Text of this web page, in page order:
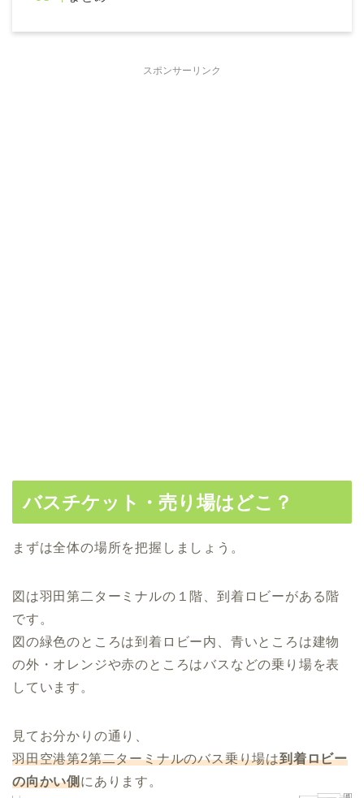
スポンサーリンク
バスチケット・売り場はどこ？
まずは全体の場所を把握しましょう。
図は羽田第二ターミナルの１階、到着ロビーがある階
です。
図の緑色のところは到着ロビー内、青いところは建物
の外・オレンジや赤のところはバスなどの乗り場を表
しています。
見てお分かりの通り、
羽田空港第2第二ターミナルのバス乗り場は到着ロビー
の向かい側にあります。